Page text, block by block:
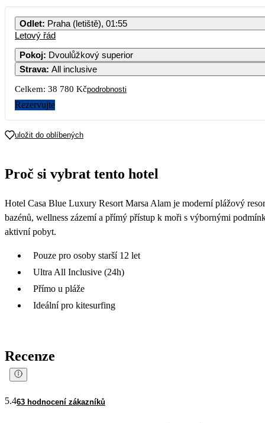
Odlet: Praha (letiště), 01:55
Letový řád
Pokoj: Dvoulůžkový superior
Strava: All inclusive
Celkem: 38 780 Kčpodrobnosti
Rezervujte
uložit do oblíbených
Proč si vybrat tento hotel
Hotel Casa Blue Luxury Resort Marsa Alam je moderní plážový
bazénů, wellness zázemí a přímý přístup k moři s výbornými
aktivní pobyt.
Pouze pro osoby starší 12 let
Ultra All Inclusive (24h)
Přímo u pláže
Ideální pro kitesurfing
Recenze
5.463 hodnocení zákazníků